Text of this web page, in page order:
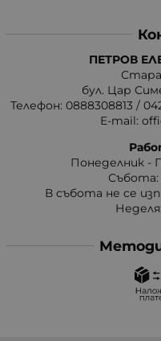
ПЕТРОВ
бул. Цар
Телефон: 0888308813 /
E-mail:
Понеделник -
Събота:
В събота не се